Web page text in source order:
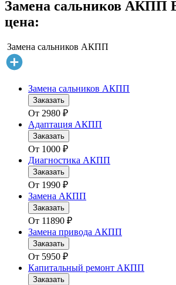
Замена сальников АКПП
цена:
Замена сальников АКПП
Замена сальников АКПП
Заказать
От 2980 ₽
Адаптация АКПП
Заказать
От 1000 ₽
Диагностика АКПП
Заказать
От 1990 ₽
Замена АКПП
Заказать
От 11890 ₽
Замена привода АКПП
Заказать
От 5950 ₽
Капитальный ремонт АКПП
Заказать